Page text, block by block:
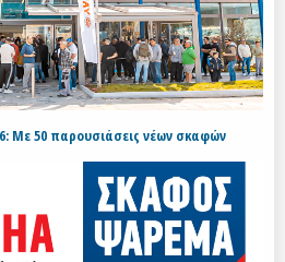
Με 50 παρουσιάσεις νέων σκαφών